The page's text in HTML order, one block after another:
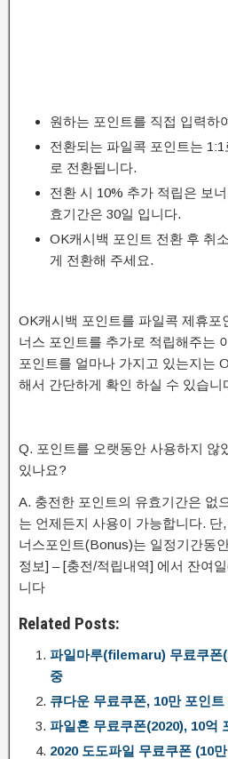
원하는 포인트를 직접 입력하
전환되는 파일콕 포인트는
로 전환됩니다.
전환 시 10% 추가 적립은 보
효기간은 30일 입니다.
OK캐시백 포인트 전환 후 취
게 전환해 주세요.
OK캐시백 포인트를 파일콕 제휴포
너스 포인트를 추가로 적립해주는
포인트를 얼마나 가지고 있는지는
해서 간단하게 확인 하실 수 있습니
Q. 포인트를 오랫동안 사용하지 않
있나요?
A. 충전한 포인트의 유효기간은 없
는 언제든지 사용이 가능합니다. 단
너스포인트(Bonus)는 일정기간동
정보] – [충전/적립내역] 에서 잔여
니다
Related Posts:
파일마루(filemaru) 무료쿠폰
중
큐다운 무료쿠폰, 10만 포인트
파일혼 무료쿠폰(2020), 10억
2020 도도파일 무료쿠폰 (10